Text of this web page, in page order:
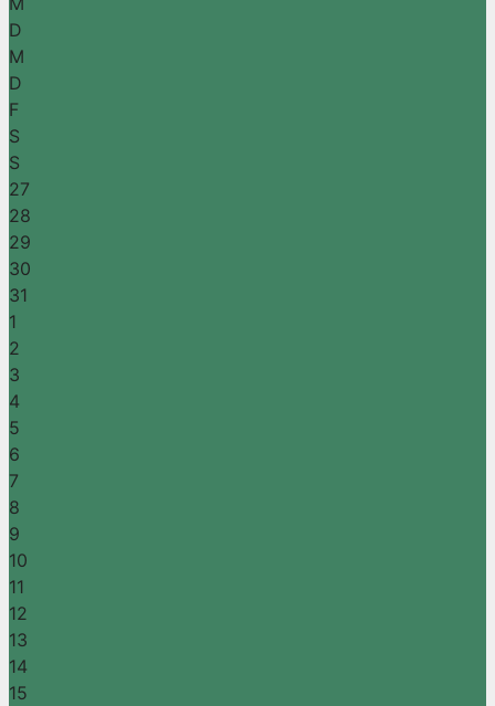
D
M
D
F
S
S
27
28
29
30
31
1
2
3
4
5
6
7
8
9
10
11
12
13
14
15